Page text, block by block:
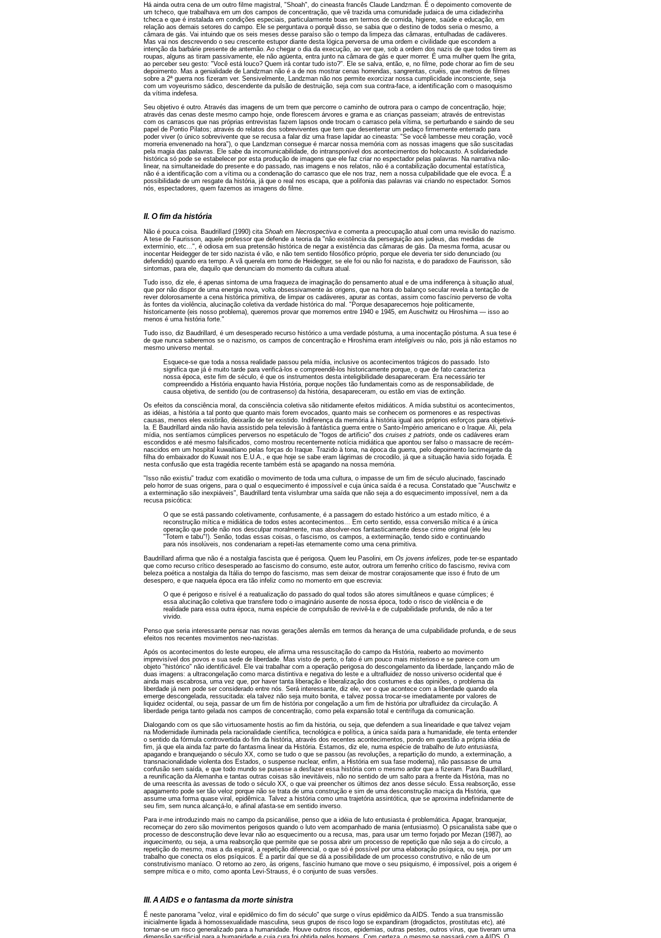
Há ainda outra cena de um outro filme magistral, "Shoah", do cineasta francês Claude Landzman. É o depoimento comovente de
um tcheco, que trabalhava em um dos campos de concentração, que vê trazida uma comunidade judaica de uma cidadezinha
tcheca e que é instalada em condições especiais, particularmente boas em termos de comida, higiene, saúde e educação, em
relação aos demais setores do campo. Ele se perguntava o porquê disso, se sabia que o destino de todos seria o mesmo, a
câmara de gás. Vai intuindo que os seis meses desse paraíso são o tempo da limpeza das câmaras, entulhadas de cadáveres.
Mas vai nos descrevendo o seu crescente estupor diante desta lógica perversa de uma ordem e civilidade que escondem a
intenção da barbárie presente de antemão. Ao chegar o dia da execução, ao ver que, sob a ordem dos nazis de que todos tirem as
roupas, alguns as tiram passivamente, ele não agüenta, entra junto na câmara de gás e quer morrer. É uma mulher quem lhe grita,
ao perceber seu gesto: "Você está louco? Quem irá contar tudo isto?". Ele se salva, então, e, no filme, pode chorar ao fim de seu
depoimento. Mas a genialidade de Landzman não é a de nos mostrar cenas horrendas, sangrentas, cruéis, que metros de filmes
sobre a 2ª guerra nos fizeram ver. Sensivelmente, Landzman não nos permite exorcizar nossa cumplicidade inconsciente, seja
com um voyeurismo sádico, descendente da pulsão de destruição, seja com sua contra-face, a identificação com o masoquismo
da vítima indefesa.
Seu objetivo é outro. Através das imagens de um trem que percorre o caminho de outrora para o campo de concentração, hoje;
através das cenas deste mesmo campo hoje, onde florescem árvores e grama e as crianças passeiam; através de entrevistas
com os carrascos que nas próprias entrevistas fazem lapsos onde trocam o carrasco pela vítima, se perturbando e saindo de seu
papel de Pontio Pilatos; através do relatos dos sobreviventes que tem que desenterrar um pedaço firmemente enterrado para
poder viver (o único sobrevivente que se recusa a falar diz uma frase lapidar ao cineasta: "Se você lambesse meu coração, você
morreria envenenado na hora"), o que Landzman consegue é marcar nossa memória com as nossas imagens que são suscitadas
pela magia das palavras. Ele sabe da incomunicabilidade, do intransponível dos acontecimentos do holocausto. A solidariedade
histórica só pode se estabelecer por esta produção de imagens que ele faz criar no espectador pelas palavras. Na narrativa não-
linear, na simultaneidade do presente e do passado, nas imagens e nos relatos, não é a contabilização documental estatística,
não é a identificação com a vítima ou a condenação do carrasco que ele nos traz, nem a nossa culpabilidade que ele evoca. É a
possibilidade de um resgate da história, já que o real nos escapa, que a polifonia das palavras vai criando no espectador. Somos
nós, espectadores, quem fazemos as imagens do filme.
II. O fim da história
Não é pouca coisa. Baudrillard (1990) cita Shoah em Necrospectiva e comenta a preocupação atual com uma revisão do nazismo.
A tese de Faurisson, aquele professor que defende a teoria da "não existência da perseguição aos judeus, das medidas de
extermínio, etc...", é odiosa em sua pretensão histórica de negar a existência das câmaras de gás. Da mesma forma, acusar ou
inocentar Heidegger de ter sido nazista é vão, e não tem sentido filosófico próprio, porque ele deveria ter sido denunciado (ou
defendido) quando era tempo. A vã querela em torno de Heidegger, se ele foi ou não foi nazista, e do paradoxo de Faurisson, são
sintomas, para ele, daquilo que denunciam do momento da cultura atual.
Tudo isso, diz ele, é apenas sintoma de uma fraqueza de imaginação do pensamento atual e de uma indiferença à situação atual,
que por não dispor de uma energia nova, volta obsessivamente às origens, que na hora do balanço secular revela a tentação de
rever dolorosamente a cena histórica primitiva, de limpar os cadáveres, apurar as contas, assim como fascínio perverso de volta
às fontes da violência, alucinação coletiva da verdade histórica do mal. "Porque desaparecemos hoje politicamente,
historicamente (eis nosso problema), queremos provar que morremos entre 1940 e 1945, em Auschwitz ou Hiroshima — isso ao
menos é uma história forte."
Tudo isso, diz Baudrillard, é um desesperado recurso histórico a uma verdade póstuma, a uma inocentação póstuma. A sua tese é
de que nunca saberemos se o nazismo, os campos de concentração e Hiroshima eram inteligíveis ou não, pois já não estamos no
mesmo universo mental.
Esquece-se que toda a nossa realidade passou pela mídia, inclusive os acontecimentos trágicos do passado. Isto
significa que já é muito tarde para verificá-los e compreendê-los historicamente porque, o que de fato caracteriza
nossa época, este fim de século, é que os instrumentos desta inteligibilidade desapareceram. Era necessário ter
compreendido a História enquanto havia História, porque noções tão fundamentais como as de responsabilidade, de
causa objetiva, de sentido (ou de contrasenso) da história, desapareceram, ou estão em vias de extinção.
Os efeitos da consciência moral, da consciência coletiva são nitidamente efeitos midiáticos. A mídia substitui os acontecimentos,
as idéias, a história a tal ponto que quanto mais forem evocados, quanto mais se conhecem os pormenores e as respectivas
causas, menos eles existirão, deixarão de ter existido. Indiferença da memória à história igual aos próprios esforços para objetivá-
la. E Baudrillard ainda não havia assistido pela televisão à fantástica guerra entre o Santo-Império americano e o Iraque. Ali, pela
mídia, nos sentíamos cúmplices perversos no espetáculo de "fogos de artificio" dos cruises z patriots, onde os cadáveres eram
escondidos e até mesmo falsificados, como mostrou recentemente notícia midiática que apontou ser falso o massacre de recém-
nascidos em um hospital kuwaitiano pelas forças do Iraque. Trazido à tona, na época da guerra, pelo depoimento lacrimejante da
filha do embaixador do Kuwait nos E.U.A., e que hoje se sabe eram lágrimas de crocodilo, já que a situação havia sido forjada. É
nesta confusão que esta tragédia recente também está se apagando na nossa memória.
"Isso não existiu" traduz com exatidão o movimento de toda uma cultura, o impasse de um fim de século alucinado, fascinado
pelo horror de suas origens, para o qual o esquecimento é impossível e cuja única saída é a recusa. Constatado que "Auschwitz e
a exterminação são inexpiáveis", Baudrillard tenta vislumbrar uma saída que não seja a do esquecimento impossível, nem a da
recusa psicótica:
O que se está passando coletivamente, confusamente, é a passagem do estado histórico a um estado mítico, é a
reconstrução mítica e midiática de todos estes acontecimentos... Em certo sentido, essa conversão mítica é a única
operação que pode não nos desculpar moralmente, mas absolver-nos fantasticamente desse crime original (ele leu
"Totem e tabu"!). Senão, todas essas coisas, o fascismo, os campos, a exterminação, tendo sido e continuando
para nós insolúveis, nos condenariam a repeti-las eternamente como uma cena primitiva.
Baudrillard afirma que não é a nostalgia fascista que é perigosa. Quem leu Pasolini, em Os jovens infelizes, pode ter-se espantado
que como recurso crítico desesperado ao fascismo do consumo, este autor, outrora um ferrenho crítico do fascismo, reviva com
beleza poética a nostalgia da Itália do tempo do fascismo, mas sem deixar de mostrar corajosamente que isso é fruto de um
desespero, e que naquela época era tão infeliz como no momento em que escrevia:
O que é perigoso e risível é a reatualização do passado do qual todos são atores simultâneos e quase cúmplices; é
essa alucinação coletiva que transfere todo o imaginário ausente de nossa época, todo o risco de violência e de
realidade para essa outra época, numa espécie de compulsão de revivê-la e de culpabilidade profunda, de não a ter
vivido.
Penso que seria interessante pensar nas novas gerações alemãs em termos da herança de uma culpabilidade profunda, e de seus
efeitos nos recentes movimentos neo-nazistas.
Após os acontecimentos do leste europeu, ele afirma uma ressuscitação do campo da História, reaberto ao movimento
imprevisível dos povos e sua sede de liberdade. Mas visto de perto, o fato é um pouco mais misterioso e se parece com um
objeto "histórico" não identificável. Ele vai trabalhar com a operação perigosa do descongelamento da liberdade, lançando mão de
duas imagens: a ultracongelação como marca distintiva e negativa do leste e a ultrafluidez de nosso universo ocidental que é
ainda mais escabrosa, uma vez que, por haver tanta liberação e liberalização dos costumes e das opiniões, o problema da
liberdade já nem pode ser considerado entre nós. Será interessante, diz ele, ver o que acontece com a liberdade quando ela
emerge descongelada, ressucitada: ela talvez não seja muito bonita, e talvez possa trocar-se imediatamente por valores de
liquidez ocidental, ou seja, passar de um fim de história por congelação a um fim de história por ultrafluidez da circulação. A
liberdade periga tanto gelada nos campos de concentração, como pela expansão total e centrífuga da comunicação.
Dialogando com os que são virtuosamente hostis ao fim da história, ou seja, que defendem a sua linearidade e que talvez vejam
na Modernidade iluminada pela racionalidade científica, tecnológica e política, a única saída para a humanidade, ele tenta entender
o sentido da fórmula controvertida do fim da história, através dos recentes acontecimentos, pondo em questão a própria idéia de
fim, já que ela ainda faz parte do fantasma linear da História. Estamos, diz ele, numa espécie de trabalho de luto entusiasta,
apagando e branquejando o século XX, como se tudo o que se passou (as revoluções, a repartição do mundo, a exterminação, a
transnacionalidade violenta dos Estados, o suspense nuclear, enfim, a História em sua fase moderna), não passasse de uma
confusão sem saída, e que todo mundo se pusesse a desfazer essa história com o mesmo ardor que a fizeram. Para Baudrillard,
a reunificação da Alemanha e tantas outras coisas são inevitáveis, não no sentido de um salto para a frente da História, mas no
de uma reescrita às avessas de todo o século XX, o que vai preencher os últimos dez anos desse século. Essa reabsorção, esse
apagamento pode ser tão veloz porque não se trata de uma construção e sim de uma desconstrução maciça da História, que
assume uma forma quase viral, epidêmica. Talvez a história como uma trajetória assintótica, que se aproxima indefinidamente de
seu fim, sem nunca alcançá-lo, e afinal afasta-se em sentido inverso.
Para ir-me introduzindo mais no campo da psicanálise, penso que a idéia de luto entusiasta é problemática. Apagar, branquejar,
recomeçar do zero são movimentos perigosos quando o luto vem acompanhado de mania (entusiasmo). O psicanalista sabe que o
processo de desconstrução deve levar não ao esquecimento ou a recusa, mas, para usar um termo forjado por Mezan (1987), ao
inquecimento, ou seja, a uma reabsorção que permite que se possa abrir um processo de repetição que não seja a do círculo, a
repetição do mesmo, mas a da espiral, a repetição diferencial, o que só é possível por uma elaboração psíquica, ou seja, por um
trabalho que conecta os elos psíquicos. É a partir daí que se dá a possibilidade de um processo construtivo, e não de um
construtivismo maníaco. O retorno ao zero, às origens, fascínio humano que move o seu psiquismo, é impossível, pois a origem é
sempre mítica e o mito, como aponta Levi-Strauss, é o conjunto de suas versões.
III. A AIDS e o fantasma da morte sinistra
É neste panorama "veloz, viral e epidêmico do fim do século" que surge o vírus epidêmico da AIDS. Tendo a sua transmissão
inicialmente ligada à homossexualidade masculina, seus grupos de risco logo se expandiram (drogadictos, prostitutas etc), até
tornar-se um risco generalizado para a humanidade. Houve outros riscos, epidemias, outras pestes, outros vírus, que tiveram uma